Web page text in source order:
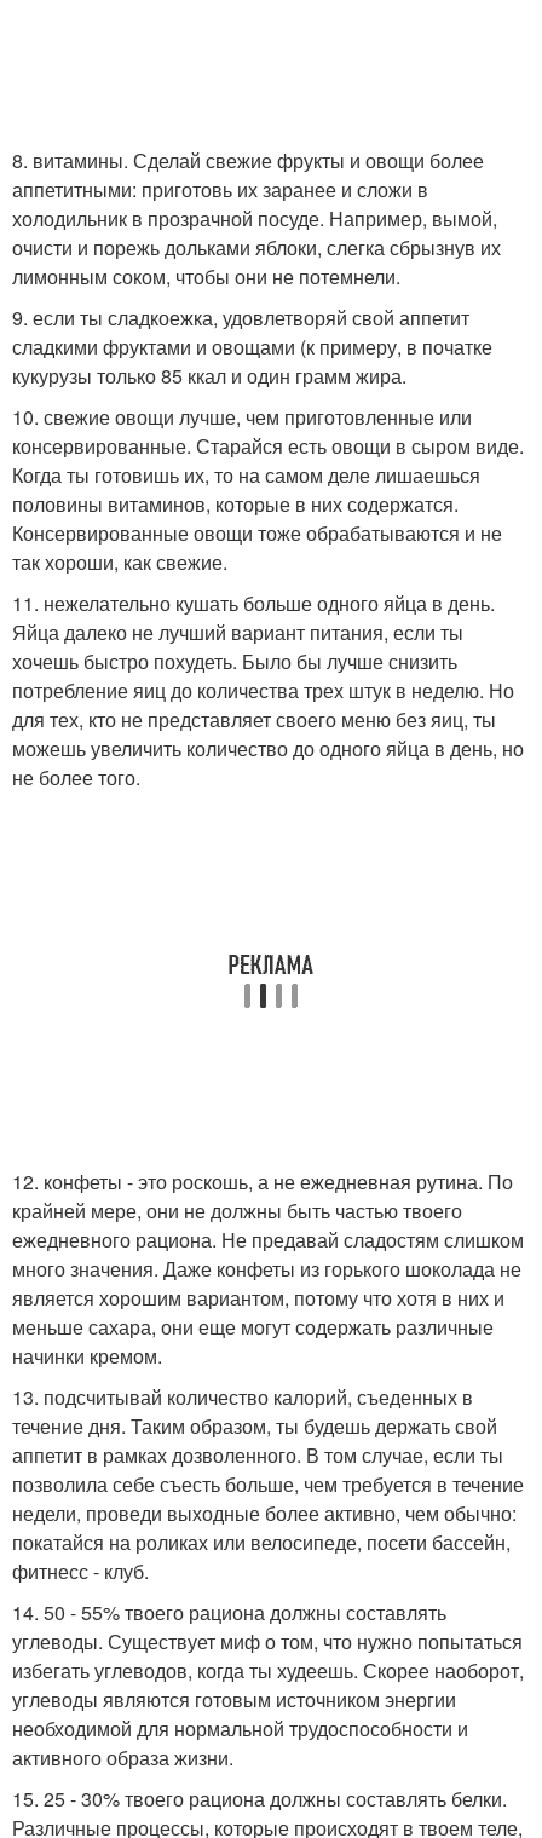
8. витамины. Сделай свежие фрукты и овощи более
аппетитными: приготовь их заранее и сложи в
холодильник в прозрачной посуде. Например, вымой,
очисти и порежь дольками яблоки, слегка сбрызнув их
лимонным соком, чтобы они не потемнели.
9. если ты сладкоежка, удовлетворяй свой аппетит
сладкими фруктами и овощами (к примеру, в початке
кукурузы только 85 ккал и один грамм жира.
10. свежие овощи лучше, чем приготовленные или
консервированные. Старайся есть овощи в сыром виде.
Когда ты готовишь их, то на самом деле лишаешься
половины витаминов, которые в них содержатся.
Консервированные овощи тоже обрабатываются и не
так хороши, как свежие.
11. нежелательно кушать больше одного яйца в день.
Яйца далеко не лучший вариант питания, если ты
хочешь быстро похудеть. Было бы лучше снизить
потребление яиц до количества трех штук в неделю. Но
для тех, кто не представляет своего меню без яиц, ты
можешь увеличить количество до одного яйца в день, но
не более того.
12. конфеты - это роскошь, а не ежедневная рутина. По
крайней мере, они не должны быть частью твоего
ежедневного рациона. Не предавай сладостям слишком
много значения. Даже конфеты из горького шоколада не
является хорошим вариантом, потому что хотя в них и
меньше сахара, они еще могут содержать различные
начинки кремом.
13. подсчитывай количество калорий, съеденных в
течение дня. Таким образом, ты будешь держать свой
аппетит в рамках дозволенного. В том случае, если ты
позволила себе съесть больше, чем требуется в течение
недели, проведи выходные более активно, чем обычно:
покатайся на роликах или велосипеде, посети бассейн,
фитнесс - клуб.
14. 50 - 55% твоего рациона должны составлять
углеводы. Существует миф о том, что нужно попытаться
избегать углеводов, когда ты худеешь. Скорее наоборот,
углеводы являются готовым источником энергии
необходимой для нормальной трудоспособности и
активного образа жизни.
15. 25 - 30% твоего рациона должны составлять белки.
Различные процессы, которые происходят в твоем теле,